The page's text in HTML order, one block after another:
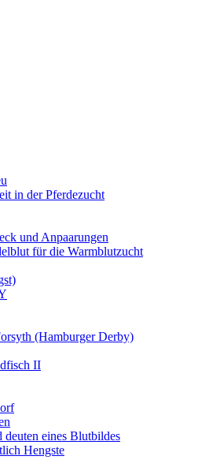
in der Pferdezucht
und Anpaarungen
für die Warmblutzucht
(Hamburger Derby)
II
deuten eines Blutbildes
Hengste